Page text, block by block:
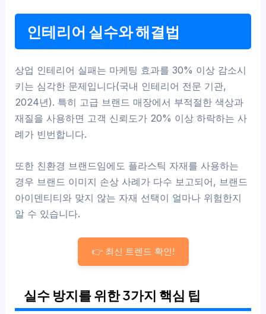
인테리어 실수와 해결법
상업 인테리어 실패는 마케팅 효과를 30% 이상 감소시
키는 심각한 문제입니다(국내 인테리어 전문 기관,
2024년). 특히 고급 브랜드 매장에서 부적절한 색상과
재질을 사용하면 고객 신뢰도가 20% 이상 하락하는 사
례가 빈번합니다.
또한 친환경 브랜드임에도 플라스틱 자재를 사용하는
경우 브랜드 이미지 손상 사례가 다수 보고되어, 브랜드
아이덴티티와 맞지 않는 자재 선택이 얼마나 위험한지
알 수 있습니다.
👉 최신 트렌드 확인!
실수 방지를 위한 3가지 핵심 팁